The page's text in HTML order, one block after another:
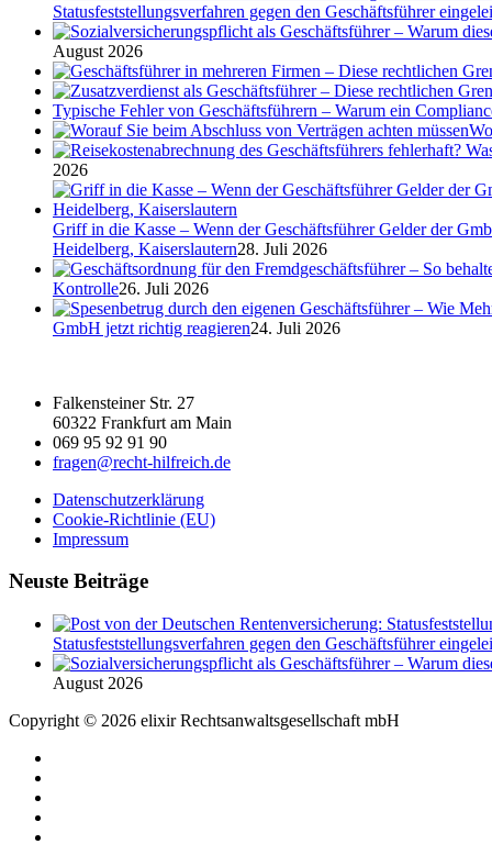
Statusfeststellungsverfahren gegen den Geschäftsführer
August 2026
Typische Fehler von Geschäftsführern – Warum ein
2026
Griff in die Kasse – Wenn der Geschäftsführer Gelder der
Heidelberg, Kaiserslautern28. Juli 2026
Kontrolle26. Juli 2026
GmbH jetzt richtig reagieren24. Juli 2026
Falkensteiner Str. 27
60322 Frankfurt am Main
069 95 92 91 90
fragen@recht-hilfreich.de
Datenschutzerklärung
Cookie-Richtlinie (EU)
Impressum
Neuste Beiträge
Statusfeststellungsverfahren gegen den Geschäftsführer
August 2026
Copyright © 2026 elixir Rechtsanwaltsgesellschaft mbH